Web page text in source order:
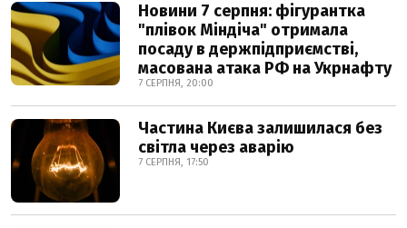
Новини 7 серпня: фігурантка
"плівок Міндіча" отримала
посаду в держпідприємстві,
масована атака РФ на Укрнафту
7 СЕРПНЯ, 20:00
Частина Києва залишилася без
світла через аварію
7 СЕРПНЯ, 17:50